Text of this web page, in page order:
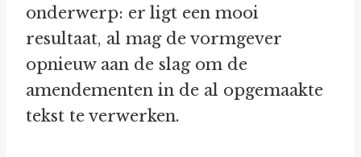
onderwerp: er ligt een mooi
resultaat, al mag de vormgever
opnieuw aan de slag om de
amendementen in de al opgemaakte
tekst te verwerken.